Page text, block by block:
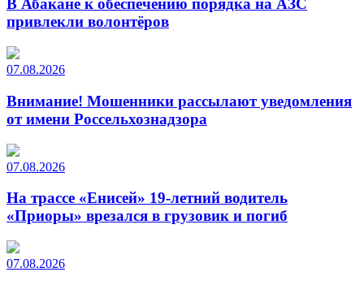
В Абакане к обеспечению порядка на АЗС
привлекли волонтёров
07.08.2026
Внимание! Мошенники рассылают уведомления
от имени Россельхознадзора
07.08.2026
На трассе «Енисей» 19-летний водитель
«Приоры» врезался в грузовик и погиб
07.08.2026